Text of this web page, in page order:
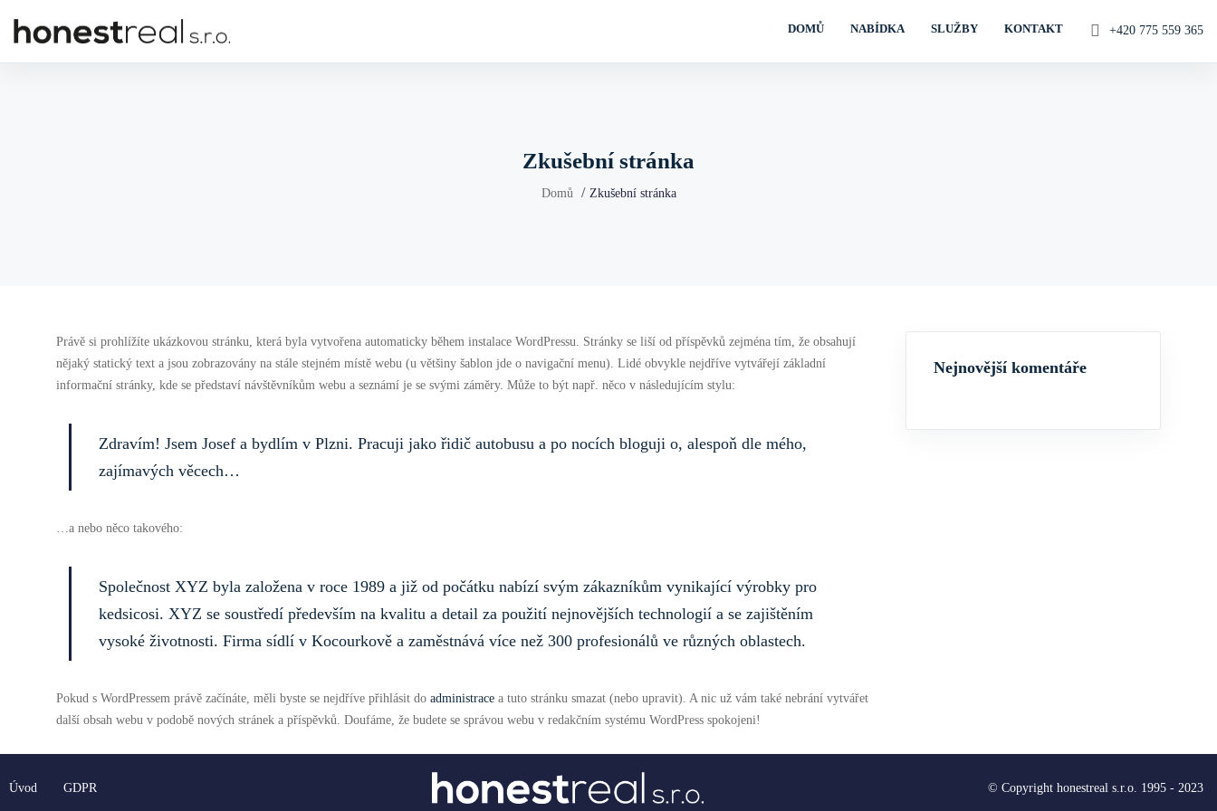
DOMŮ NABÍDKA SLUŽBY KONTAKT +420 775 559 365
Zkušební stránka
Domů Zkušební stránka
Právě si prohlížíte ukázkovou stránku, která byla vytvořena automaticky během instalace WordPressu. Stránky se liší od příspěvků zejména tím, že obsahují
nějaký statický text a jsou zobrazovány na stále stejném místě webu (u většiny šablon jde o navigační menu). Lidé obvykle nejdříve vytvářejí základní
informační stránky, kde se představí návštěvníkům webu a seznámí je se svými záměry. Může to být např. něco v následujícím stylu:
Zdravím! Jsem Josef a bydlím v Plzni. Pracuji jako řidič autobusu a po nocích bloguji o, alespoň dle mého,
zajímavých věcech…
…a nebo něco takového:
Společnost XYZ byla založena v roce 1989 a již od počátku nabízí svým zákazníkům vynikající výrobky pro
kedsicosi. XYZ se soustředí především na kvalitu a detail za použití nejnovějších technologií a se zajištěním
vysoké životnosti. Firma sídlí v Kocourkově a zaměstnává více než 300 profesionálů ve různých oblastech.
Pokud s WordPressem právě začínáte, měli byste se nejdříve přihlásit do administrace a tuto stránku smazat (nebo upravit). A nic už vám také nebrání vytvářet
další obsah webu v podobě nových stránek a příspěvků. Doufáme, že budete se správou webu v redakčním systému WordPress spokojeni!
Nejnovější komentáře
Úvod GDPR © Copyright honestreal s.r.o. 1995 - 2023